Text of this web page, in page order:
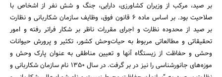
بر صید، مرکب از وزیران کشاورزی، دارایی، ‌جنگ و شش نفر از اشخاص با
صلاحیت بود. بر اساس ماده 6 قانون فوق، وظایف سازمان شکاربانی و نظارت
بر صید از محدوده نظارت و اجرای مقررات ناظر بر شکار فراتر رفته و امور
تحقیقاتی و مطالعاتی مربوط به حیات‌وحش کشور، تکثیر و پرورش حیوانات
وحشی و حفاظت از زیستگاه آنها و تعیین مناطقی به عنوان پارک وحش و
موزه‌های جانورشناسی را نیز در بر گرفت. در سال 1350 نام سازمان شکاربانی و